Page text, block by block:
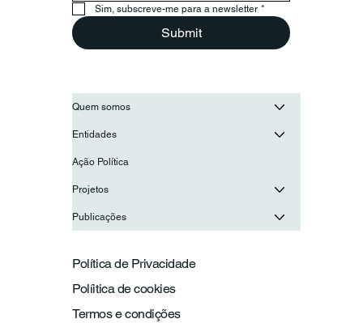
para reforçar a cooperação entre as
juventudes ibero-americanas
Sim, subscreve-me para a newsletter *
Submit
Quem somos
Entidades
Ação Política
Projetos
Publicações
Política de Privacidade
Termos e condições
Políitica de cookies